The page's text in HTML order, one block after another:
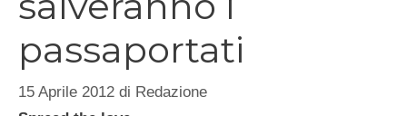
passaportati
15 Aprile 2012 di Redazione